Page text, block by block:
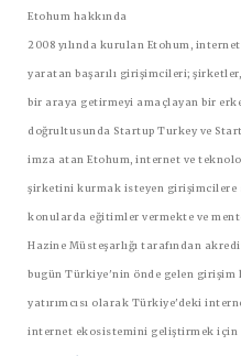
Etohum hakkında
2008 yılında kurulan Etohum,
yaratan başarılı girişimcileri;
bir araya getirmeyi amaçlayan bir
doğrultusunda Startup Turkey ve
imza atan Etohum, internet ve
şirketini kurmak isteyen girişimcilere
konularda eğitimler vermekte ve
Hazine Müsteşarlığı tarafından
bugün Türkiye'nin önde gelen girişim
yatırımcısı olarak Türkiye'deki
internet ekosistemini geliştirmek için